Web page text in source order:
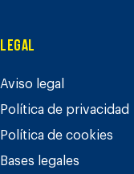
Legal
Aviso legal
Política de privacidad
Política de cookies
Bases legales